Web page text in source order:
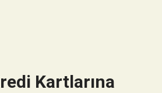
Kartlarına